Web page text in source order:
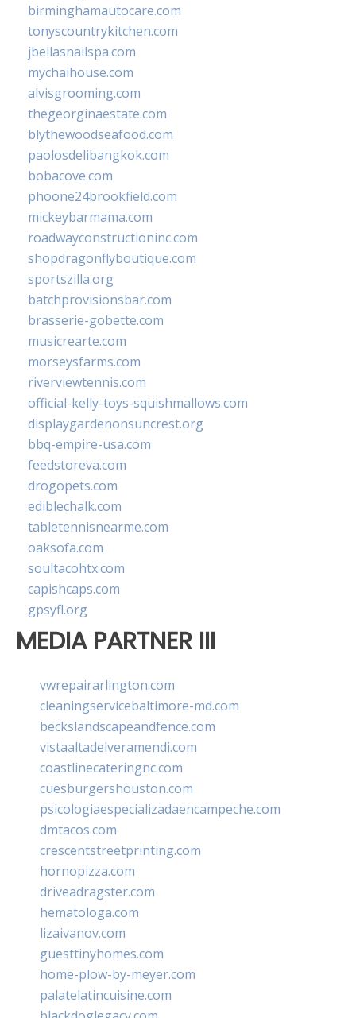
birminghamautocare.com
tonyscountrykitchen.com
jbellasnailspa.com
mychaihouse.com
alvisgrooming.com
thegeorginaestate.com
blythewoodseafood.com
paolosdelibangkok.com
bobacove.com
phoone24brookfield.com
mickeybarmama.com
roadwayconstructioninc.com
shopdragonflyboutique.com
sportszilla.org
batchprovisionsbar.com
brasserie-gobette.com
musicrearte.com
morseysfarms.com
riverviewtennis.com
official-kelly-toys-squishmallows.com
displaygardenonsuncrest.org
bbq-empire-usa.com
feedstoreva.com
drogopets.com
ediblechalk.com
tabletennisnearme.com
oaksofa.com
soultacohtx.com
capishcaps.com
gpsyfl.org
MEDIA PARTNER III
vwrepairarlington.com
cleaningservicebaltimore-md.com
beckslandscapeandfence.com
vistaaltadelveramendi.com
coastlinecateringnc.com
cuesburgershouston.com
psicologiaespecializadaencampeche.com
dmtacos.com
crescentstreetprinting.com
hornopizza.com
driveadragster.com
hematologa.com
lizaivanov.com
guesttinyhomes.com
home-plow-by-meyer.com
palatelatincuisine.com